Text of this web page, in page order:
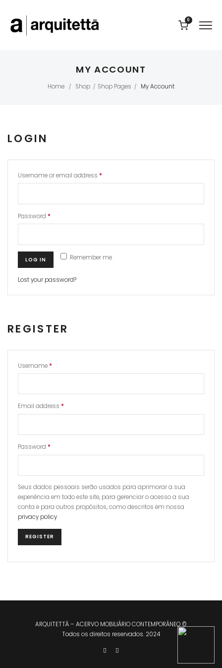
0
MY ACCOUNT
Home / Shop / Shop Pages / My Account
LOGIN
Username or email address *
Password *
Remember me
LOG IN
Lost your password?
REGISTER
Username *
Email address *
Password *
Seus dados pessoais serão usados para aprimorar a sua
experiência em todo este site, para gerenciar o acesso a sua
conta e para outros propósitos, como descritos em nossa
privacy policy.
REGISTER
ARQUITETTÁ – ACERVO MOBILIÁRIO CONTEMPORÂNEO ©
Todos os direitos reservados. 2024